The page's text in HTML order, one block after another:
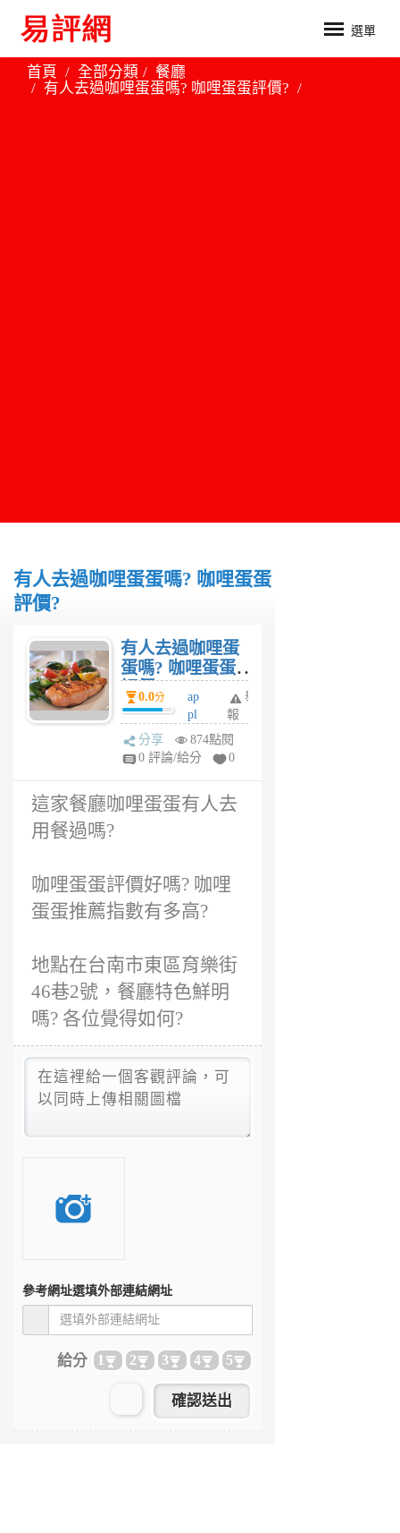
選單
首頁 全部分類
餐廳
有人去過咖哩蛋蛋嗎? 咖哩蛋蛋評價?
有人去過咖哩蛋蛋嗎? 咖哩蛋蛋
評價?
有人去過咖哩蛋
蛋嗎? 咖哩蛋蛋
評價?
0.0分
ap
pl
e_
m
年
舉
報
分享
874點閱
0 評論/給分
0
這家餐廳咖哩蛋蛋有人去
用餐過嗎?
咖哩蛋蛋評價好嗎? 咖哩
蛋蛋推薦指數有多高?
地點在台南市東區育樂街
46巷2號，餐廳特色鮮明
嗎? 各位覺得如何?
參考網址選填外部連結網址
給分 1 2 3 4 5